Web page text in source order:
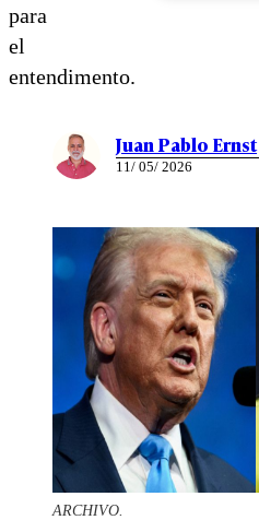
para
el
entendimento.
Juan Pablo Ernst
11/ 05/ 2026
ARCHIVO.